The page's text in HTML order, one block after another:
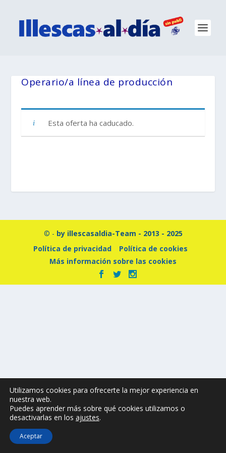
Operario/a línea de producción
Esta oferta ha caducado.
© - by illescasaldia-Team - 2013 - 2025
Política de privacidad
Política de cookies
Más información sobre las cookies
Utilizamos cookies para ofrecerte la mejor experiencia en
nuestra web.
Puedes aprender más sobre qué cookies utilizamos o
desactivarlas en los ajustes.
Aceptar